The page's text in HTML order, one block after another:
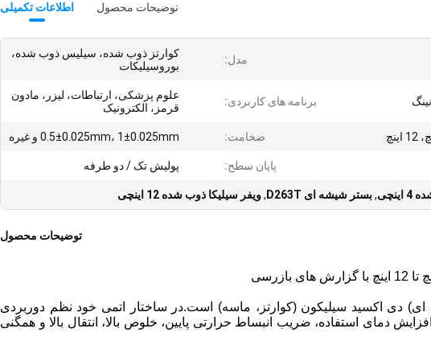
اطلاعات تکمیلی توضیحات محصول
مدل:
کوارتز ذوب شده، سیلیس ذوب شده،
بوروسیلیکات
برنامه های کاربردی:
علوم پزشکی، ارتباطات، لیزر، مادون
قرمز، الکترونیک
ضخامت: 0.5±0.025mm، 1±0.025mm و غیره
پایان سطح: پولیش تک / دو طرفه
,بستر شیشه ای D263T ,ویفر سیلیکا ذوب شده 12 اینچی
توضیحات محصول
دی اکسید سیلیکون (کوارتز، ماسه) است.در ساختار اتمی خود نظم دوربردی
دمای استفاده، ضریب انبساط حرارتی پایین، خلوص بالا، انتقال بالا و همگنی